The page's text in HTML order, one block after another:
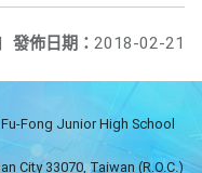
發佈日期： 2018-02-21
|
Fong Junior High School
City 33070, Taiwan (R.O.C.)